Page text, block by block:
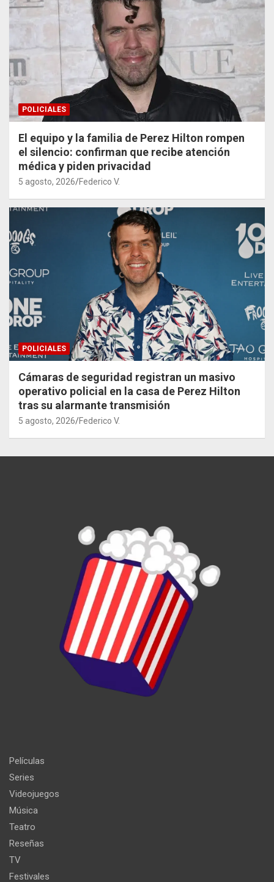
POLICIALES
El equipo y la familia de Perez Hilton rompen
el silencio: confirman que recibe atención
médica y piden privacidad
5 agosto, 2026 Federico V.
POLICIALES
Cámaras de seguridad registran un masivo
operativo policial en la casa de Perez Hilton
tras su alarmante transmisión
5 agosto, 2026 Federico V.
Películas
Series
Videojuegos
Música
Teatro
Reseñas
TV
Festivales